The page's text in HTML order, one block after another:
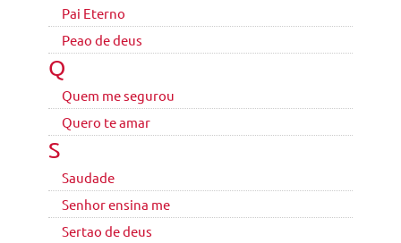
Pai Eterno
Peao de deus
Q
Quem me segurou
Quero te amar
S
Saudade
Senhor ensina me
Sertao de deus